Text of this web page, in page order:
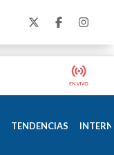
TENDENCIAS